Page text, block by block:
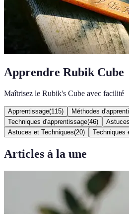
Apprendre Rubik Cube
Maîtrisez le Rubik's Cube avec facilité
Apprentissage(115) Méthodes
Techniques d'apprentissage(46)
Astuces et Techniques(20) Techniques
Articles à la une